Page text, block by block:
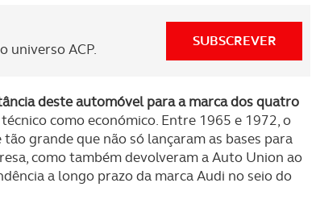
universo ACP.
SUBSCREVER
deste automóvel para a marca dos quatro
como económico. Entre 1965 e 1972, o
grande que não só lançaram as bases para
como também devolveram a Auto Union ao
a longo prazo da marca Audi no seio do